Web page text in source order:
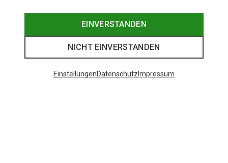
EINVERSTANDEN
NICHT EINVERSTANDEN
EinstellungenDatenschutz Impressum